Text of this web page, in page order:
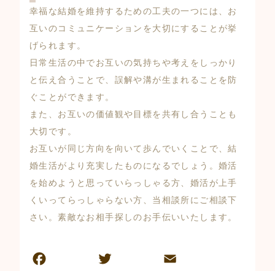
幸福な結婚を維持するための工夫の一つには、お
互いのコミュニケーションを大切にすることが挙
げられます。
日常生活の中でお互いの気持ちや考えをしっかり
と伝え合うことで、誤解や溝が生まれることを防
ぐことができます。
また、お互いの価値観や目標を共有し合うことも
大切です。
お互いが同じ方向を向いて歩んでいくことで、結
婚生活がより充実したものになるでしょう。婚活
を始めようと思っていらっしゃる方、婚活が上手
くいってらっしゃらない方、当相談所にご相談下
さい。素敵なお相手探しのお手伝いいたします。